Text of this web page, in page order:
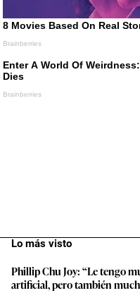
Lo más visto
Phillip Chu Joy: “Le tengo
artificial, pero también